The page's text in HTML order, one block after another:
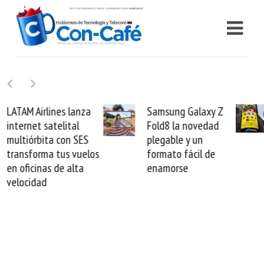
Samsung Galaxy Z
Fold8 la novedad
plegable y un
formato fácil de
enamorse
Cashea levanta 100
millones de dólares y
valida el crédito del
venezolano ante el
mundo